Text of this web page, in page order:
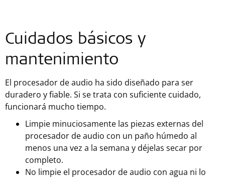
Cuidados básicos y
mantenimiento
El procesador de audio ha sido diseñado para ser
duradero y fiable. Si se trata con suficiente cuidado,
funcionará mucho tiempo.
Limpie minuciosamente las piezas externas del
procesador de audio con un paño húmedo al
menos una vez a la semana y déjelas secar por
completo.
No limpie el procesador de audio con agua ni lo